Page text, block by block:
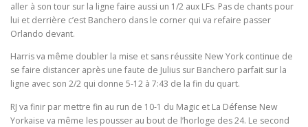
aller à son tour sur la ligne faire aussi un 1/2 aux LFs. Pas de chants pour
lui et derrière c’est Banchero dans le corner qui va refaire passer
Orlando devant.
Harris va même doubler la mise et sans réussite New York continue de
se faire distancer après une faute de Julius sur Banchero parfait sur la
ligne avec son 2/2 qui donne 5-12 à 7:43 de la fin du quart.
RJ va finir par mettre fin au run de 10-1 du Magic et La Défense New
Yorkaise va même les pousser au bout de l’horloge des 24. Le second